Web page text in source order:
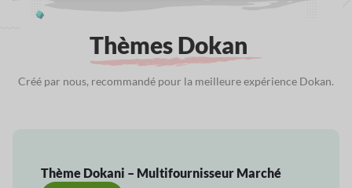
Thèmes Dokan
Créé par nous, recommandé pour la meilleure expérience Dokan.
Thème Dokani – Multifournisseur Marché